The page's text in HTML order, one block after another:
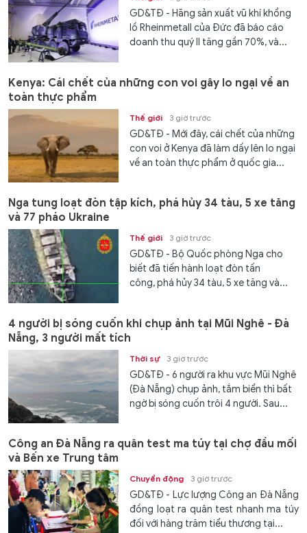
GD&TĐ - Hãng sản xuất vũ khí khổng
lồ Rheinmetall của Đức đã báo cáo
doanh thu quý II tăng gần 70%, và...
Kenya: Cái chết của những con voi gây lo ngại về an
toàn thực phẩm
Thế giới 3 giờ trước
GD&TĐ - Mới đây, cái chết của những
con voi ở Kenya đã làm dấy lên lo ngại
về an toàn thực phẩm ở quốc gia...
Nga tung loạt đòn tập kích, phá hủy 34 tàu, 5 xe tăng
và 77 pháo Ukraine
Thế giới 3 giờ trước
GD&TĐ - Bộ Quốc phòng Nga cho
biết đã tiến hành loạt đòn tấn
công, phá hủy 34 tàu, 5 xe tăng và...
4 người bị sóng cuốn khi chụp ảnh tại Mũi Nghê - Đà
Nẵng, 3 người mất tích
Thời sự 3 giờ trước
GD&TĐ - 6 người ra khu vực Mũi Nghê
(Đà Nẵng) chụp ảnh, tắm biển thì bất
ngờ bị sóng cuốn trôi 4 người. Sau...
Công an Đà Nẵng ra quân test ma túy tại chợ đầu mối
và Bến xe Trung tâm
Chuyển động 3 giờ trước
GD&TĐ - Lực lượng Công an Đà Nẵng
đồng loạt ra quân test nhanh ma túy
đối với hàng trăm tiểu thương tại...